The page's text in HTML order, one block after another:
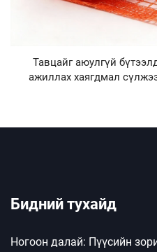
Тавцайг аюулгүй
ажиллах хаягдмал
Бидний тухайд
Ногоон далай: Пүүсийн